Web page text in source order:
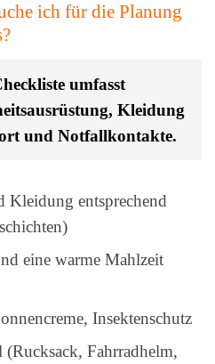
ich für die Planung
umfasst
Kleidung
und Notfallkontakte.
Kleidung entsprechend
eine warme Mahlzeit
Insektenschutz
Fahrradhelm,